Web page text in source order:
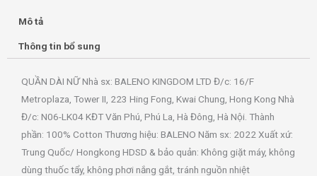
Mô tả
Thông tin bổ sung
QUẦN DÀI NỮ Nhà sx: BALENO KINGDOM LTD Đ/c: 16/F
Metroplaza, Tower II, 223 Hing Fong, Kwai Chung, Hong Kong Nhà
Đ/c: N06-LK04 KĐT Văn Phú, Phú La, Hà Đông, Hà Nội. Thành
phần: 100% Cotton Thương hiệu: BALENO Năm sx: 2022 Xuất xứ:
Trung Quốc/ Hongkong HDSD & bảo quản: Không giặt máy, không
dùng thuốc tẩy, không phơi nắng gắt, tránh nguồn nhiệt